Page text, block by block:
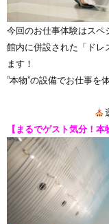
今回のお仕事体験はスペ
館内に併設された「ドレ
ます！
”本物”の設備でお仕事を
【まるでゲスト気分！